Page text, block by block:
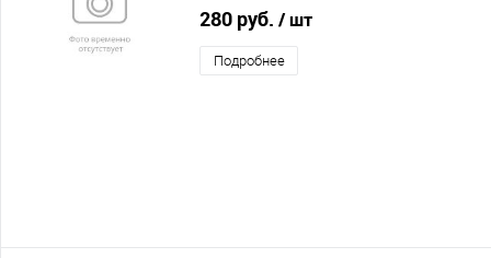
280 руб. / шт
Подробнее